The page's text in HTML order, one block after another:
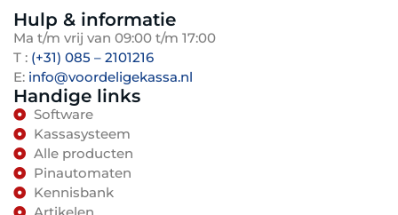
einde, om de meest passende keuze voor uw
financiële situatie en bedrijfsbehoeften te maken.
Hulp & informatie
Ma t/m vrij van 09:00 t/m 17:00
T : (+31) 085 – 2101216
E: info@voordeligekassa.nl
Handige links
Software
Kassasysteem
Alle producten
Pinautomaten
Kennisbank